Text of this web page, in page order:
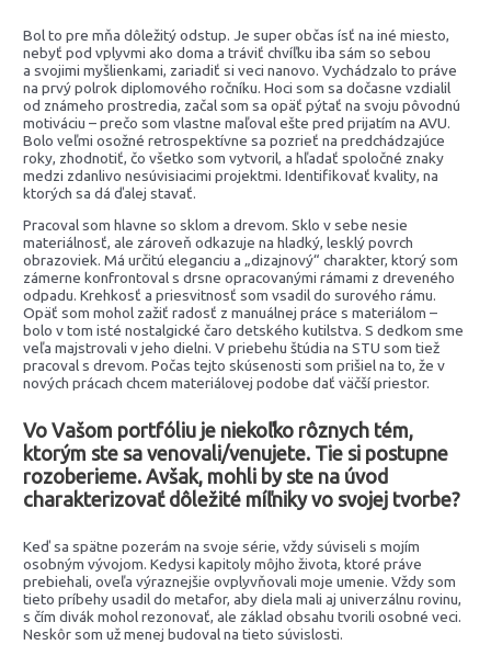
Bol to pre mňa dôležitý odstup. Je super občas ísť na iné miesto,
nebyť pod vplyvmi ako doma a tráviť chvíľku iba sám so sebou
a svojimi myšlienkami, zariadiť si veci nanovo. Vychádzalo to práve
na prvý polrok diplomového ročníku. Hoci som sa dočasne vzdialil
od známeho prostredia, začal som sa opäť pýtať na svoju pôvodnú
motiváciu – prečo som vlastne maľoval ešte pred prijatím na AVU.
Bolo veľmi osožné retrospektívne sa pozrieť na predchádzajúce
roky, zhodnotiť, čo všetko som vytvoril, a hľadať spoločné znaky
medzi zdanlivo nesúvisiacimi projektmi. Identifikovať kvality, na
ktorých sa dá ďalej stavať.
Pracoval som hlavne so sklom a drevom. Sklo v sebe nesie
materiálnosť, ale zároveň odkazuje na hladký, lesklý povrch
obrazoviek. Má určitú eleganciu a „dizajnový“ charakter, ktorý som
zámerne konfrontoval s drsne opracovanými rámami z dreveného
odpadu. Krehkosť a priesvitnosť som vsadil do surového rámu.
Opäť som mohol zažiť radosť z manuálnej práce s materiálom –
bolo v tom isté nostalgické čaro detského kutilstva. S dedkom sme
veľa majstrovali v jeho dielni. V priebehu štúdia na STU som tiež
pracoval s drevom. Počas tejto skúsenosti som prišiel na to, že v
nových prácach chcem materiálovej podobe dať väčší priestor.
Vo Vašom portfóliu je niekoľko rôznych tém,
ktorým ste sa venovali/venujete. Tie si postupne
rozoberieme. Avšak, mohli by ste na úvod
charakterizovať dôležité míľniky vo svojej tvorbe?
Keď sa spätne pozerám na svoje série, vždy súviseli s mojím
osobným vývojom. Kedysi kapitoly môjho života, ktoré práve
prebiehali, oveľa výraznejšie ovplyvňovali moje umenie. Vždy som
tieto príbehy usadil do metafor, aby diela mali aj univerzálnu rovinu,
s čím divák mohol rezonovať, ale základ obsahu tvorili osobné veci.
Neskôr som už menej budoval na tieto súvislosti.